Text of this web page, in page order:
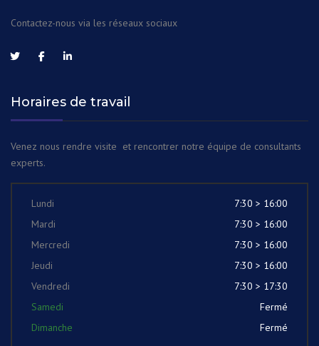
Contactez-nous via les réseaux sociaux
Horaires de travail
Venez nous rendre visite et rencontrer notre équipe de consultants
experts.
Lundi
7:30 > 16:00
Mardi
7:30 > 16:00
Mercredi
7:30 > 16:00
Jeudi
7:30 > 16:00
Vendredi
7:30 > 17:30
Samedi
Fermé
Dimanche
Fermé